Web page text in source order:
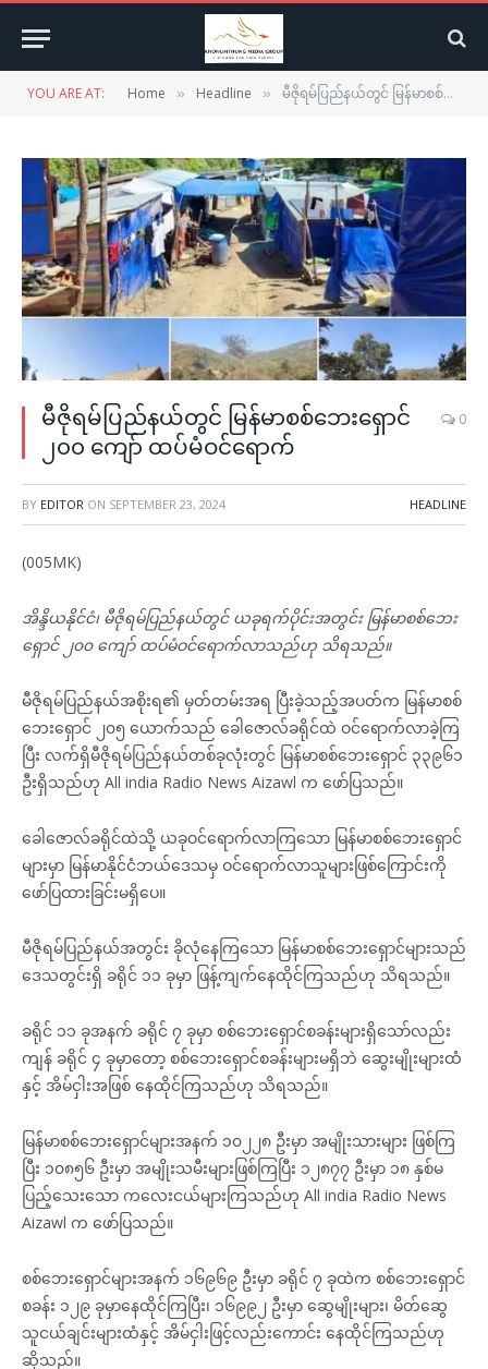
YOU ARE AT: Home » Headline » မီဇိုရမ်ပြည်နယ်တွင် မြန်မာစစ်ဘေးရှောင် ၂၀၀ ကျော် ထပ်မံဝင်ရောက်
မီဇိုရမ်ပြည်နယ်တွင် မြန်မာစစ်ဘေးရှောင်
၂၀၀ ကျော် ထပ်မံဝင်ရောက်
0
BY EDITOR ON SEPTEMBER 23, 2024 HEADLINE
(005MK)
အိန္ဒိယနိုင်ငံ၊ မီဇိုရမ်ပြည်နယ်တွင် ယခုရက်ပိုင်းအတွင်း မြန်မာစစ်ဘေး
ရှောင် ၂၀၀ ကျော် ထပ်မံဝင်ရောက်လာသည်ဟု သိရသည်။
မီဇိုရမ်ပြည်နယ်အစိုးရ၏ မှတ်တမ်းအရ ပြီးခဲ့သည့်အပတ်က မြန်မာစစ်
ဘေးရှောင် ၂၀၅ ယောက်သည် ခေါဇောလ်ခရိုင်ထဲ ဝင်ရောက်လာခဲ့ကြ
ပြီး လက်ရှိမီဇိုရမ်ပြည်နယ်တစ်ခုလုံးတွင် မြန်မာစစ်ဘေးရှောင် ၃၃၉၆၁
ဦးရှိသည်ဟု All india Radio News Aizawl က ဖော်ပြသည်။
ခေါဇောလ်ခရိုင်ထဲသို့ ယခုဝင်ရောက်လာကြသော မြန်မာစစ်ဘေးရှောင်
များမှာ မြန်မာနိုင်ငံဘယ်ဒေသမှ ဝင်ရောက်လာသူများဖြစ်ကြောင်းကို
ဖော်ပြထားခြင်းမရှိပေ။
မီဇိုရမ်ပြည်နယ်အတွင်း ခိုလုံနေကြသော မြန်မာစစ်ဘေးရှောင်များသည်
ဒေသတွင်းရှိ ခရိုင် ၁၁ ခုမှာ ဖြန့်ကျက်နေထိုင်ကြသည်ဟု သိရသည်။
ခရိုင် ၁၁ ခုအနက် ခရိုင် ၇ ခုမှာ စစ်ဘေးရှောင်စခန်းများရှိသော်လည်း
ကျန် ခရိုင် ၄ ခုမှာတော့ စစ်ဘေးရှောင်စခန်းများမရှိဘဲ ဆွေးမျိုးများထံ
နှင့် အိမ်ငှါးအဖြစ် နေထိုင်ကြသည်ဟု သိရသည်။
မြန်မာစစ်ဘေးရှောင်များအနက် ၁၀၂၂၈ ဦးမှာ အမျိုးသားများ ဖြစ်ကြ
ပြီး ၁၀၈၅၆ ဦးမှာ အမျိုးသမီးများဖြစ်ကြပြီး ၁၂၈၇၇ ဦးမှာ ၁၈ နှစ်မ
ပြည့်သေးသော ကလေးငယ်များကြသည်ဟု All india Radio News
Aizawl က ဖော်ပြသည်။
စစ်ဘေးရှောင်များအနက် ၁၆၉၆၉ ဦးမှာ ခရိုင် ၇ ခုထဲက စစ်ဘေးရှောင်
စခန်း ၁၂၉ ခုမှာနေထိုင်ကြပြီး၊ ၁၆၉၉၂ ဦးမှာ ဆွေမျိုးများ၊ မိတ်ဆွေ
သူငယ်ချင်းများထံနှင့် အိမ်ငှါးဖြင့်လည်းကောင်း နေထိုင်ကြသည်ဟု
ဆိုသည်။